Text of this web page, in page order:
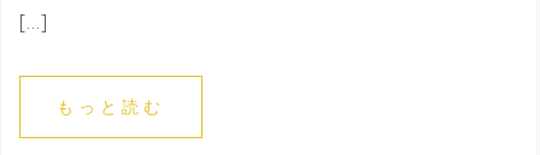
[…]
もっと読む